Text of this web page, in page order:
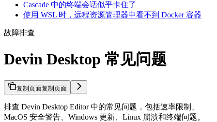
Cascade 中的终端会话似乎卡住了
使用 WSL 时，远程资源管理器中看不到 Docker 容器
故障排查
Devin Desktop 常见问题
复制页面复制页面
排查 Devin Desktop Editor 中的常见问题，包括速率限制、
MacOS 安全警告、Windows 更新、Linux 崩溃和终端问题。